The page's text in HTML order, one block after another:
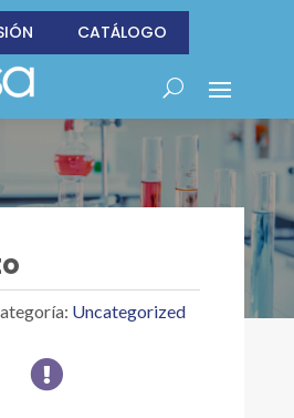
CATÁLOGO
Uncategorized
